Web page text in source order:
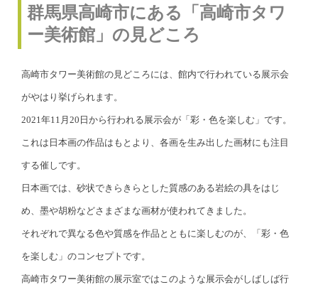
群馬県高崎市にある「高崎市タワ
ー美術館」の見どころ
高崎市タワー美術館の見どころには、館内で行われている展示会
がやはり挙げられます。
2021年11月20日から行われる展示会が「彩・色を楽しむ」です。
これは日本画の作品はもとより、各画を生み出した画材にも注目
する催しです。
日本画では、砂状できらきらとした質感のある岩絵の具をはじ
め、墨や胡粉などさまざまな画材が使われてきました。
それぞれで異なる色や質感を作品とともに楽しむのが、「彩・色
を楽しむ」のコンセプトです。
高崎市タワー美術館の展示室ではこのような展示会がしばしば行